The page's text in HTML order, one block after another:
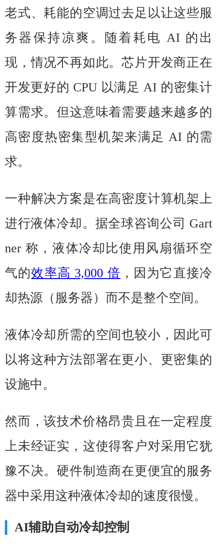
老式、耗能的空调过去足以让这些服
务器保持凉爽。随着耗电 AI 的出
现，情况不再如此。芯片开发商正在
开发更好的 CPU 以满足 AI 的密集计
算需求。但这意味着需要越来越多的
高密度热密集型机架来满足 AI 的需
求。
一种解决方案是在高密度计算机架上
进行液体冷却。据全球咨询公司 Gart
ner 称，液体冷却比使用风扇循环空
气的效率高 3,000 倍 ，因为它直接冷
却热源（服务器）而不是整个空间。
液体冷却所需的空间也较小，因此可
以将这种方法部署在更小、更密集的
设施中。
然而，该技术价格昂贵且在一定程度
上未经证实，这使得客户对采用它犹
豫不决。硬件制造商在更便宜的服务
器中采用这种液体冷却的速度很慢。
AI辅助自动冷却控制